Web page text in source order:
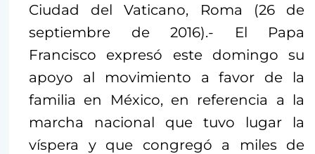
Ciudad del Vaticano, Roma (26 de
septiembre de 2016).- El Papa
Francisco expresó este domingo su
apoyo al movimiento a favor de la
familia en México, en referencia a la
marcha nacional que tuvo lugar la
víspera y que congregó a miles de